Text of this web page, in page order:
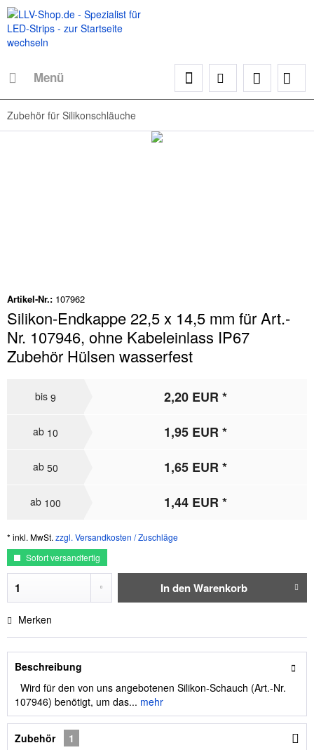
Menü
Zubehör für Silikonschläuche
Artikel-Nr.: 107962
Silikon-Endkappe 22,5 x 14,5 mm für Art.-
Nr. 107946, ohne Kabeleinlass IP67
Zubehör Hülsen wasserfest
bis 9 2,20 EUR *
ab 10 1,95 EUR *
ab 50 1,65 EUR *
ab 100 1,44 EUR *
* inkl. MwSt. zzgl. Versandkosten / Zuschläge
Sofort versandfertig
In denWarenkorb
Merken
Beschreibung
Wird für den von uns angebotenen Silikon-Schauch (Art.-Nr.
107946) benötigt, um das... mehr
Zubehör 1